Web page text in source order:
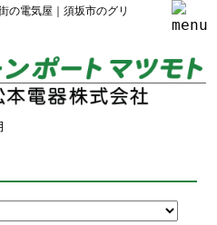
電気屋｜須坂市のグリ